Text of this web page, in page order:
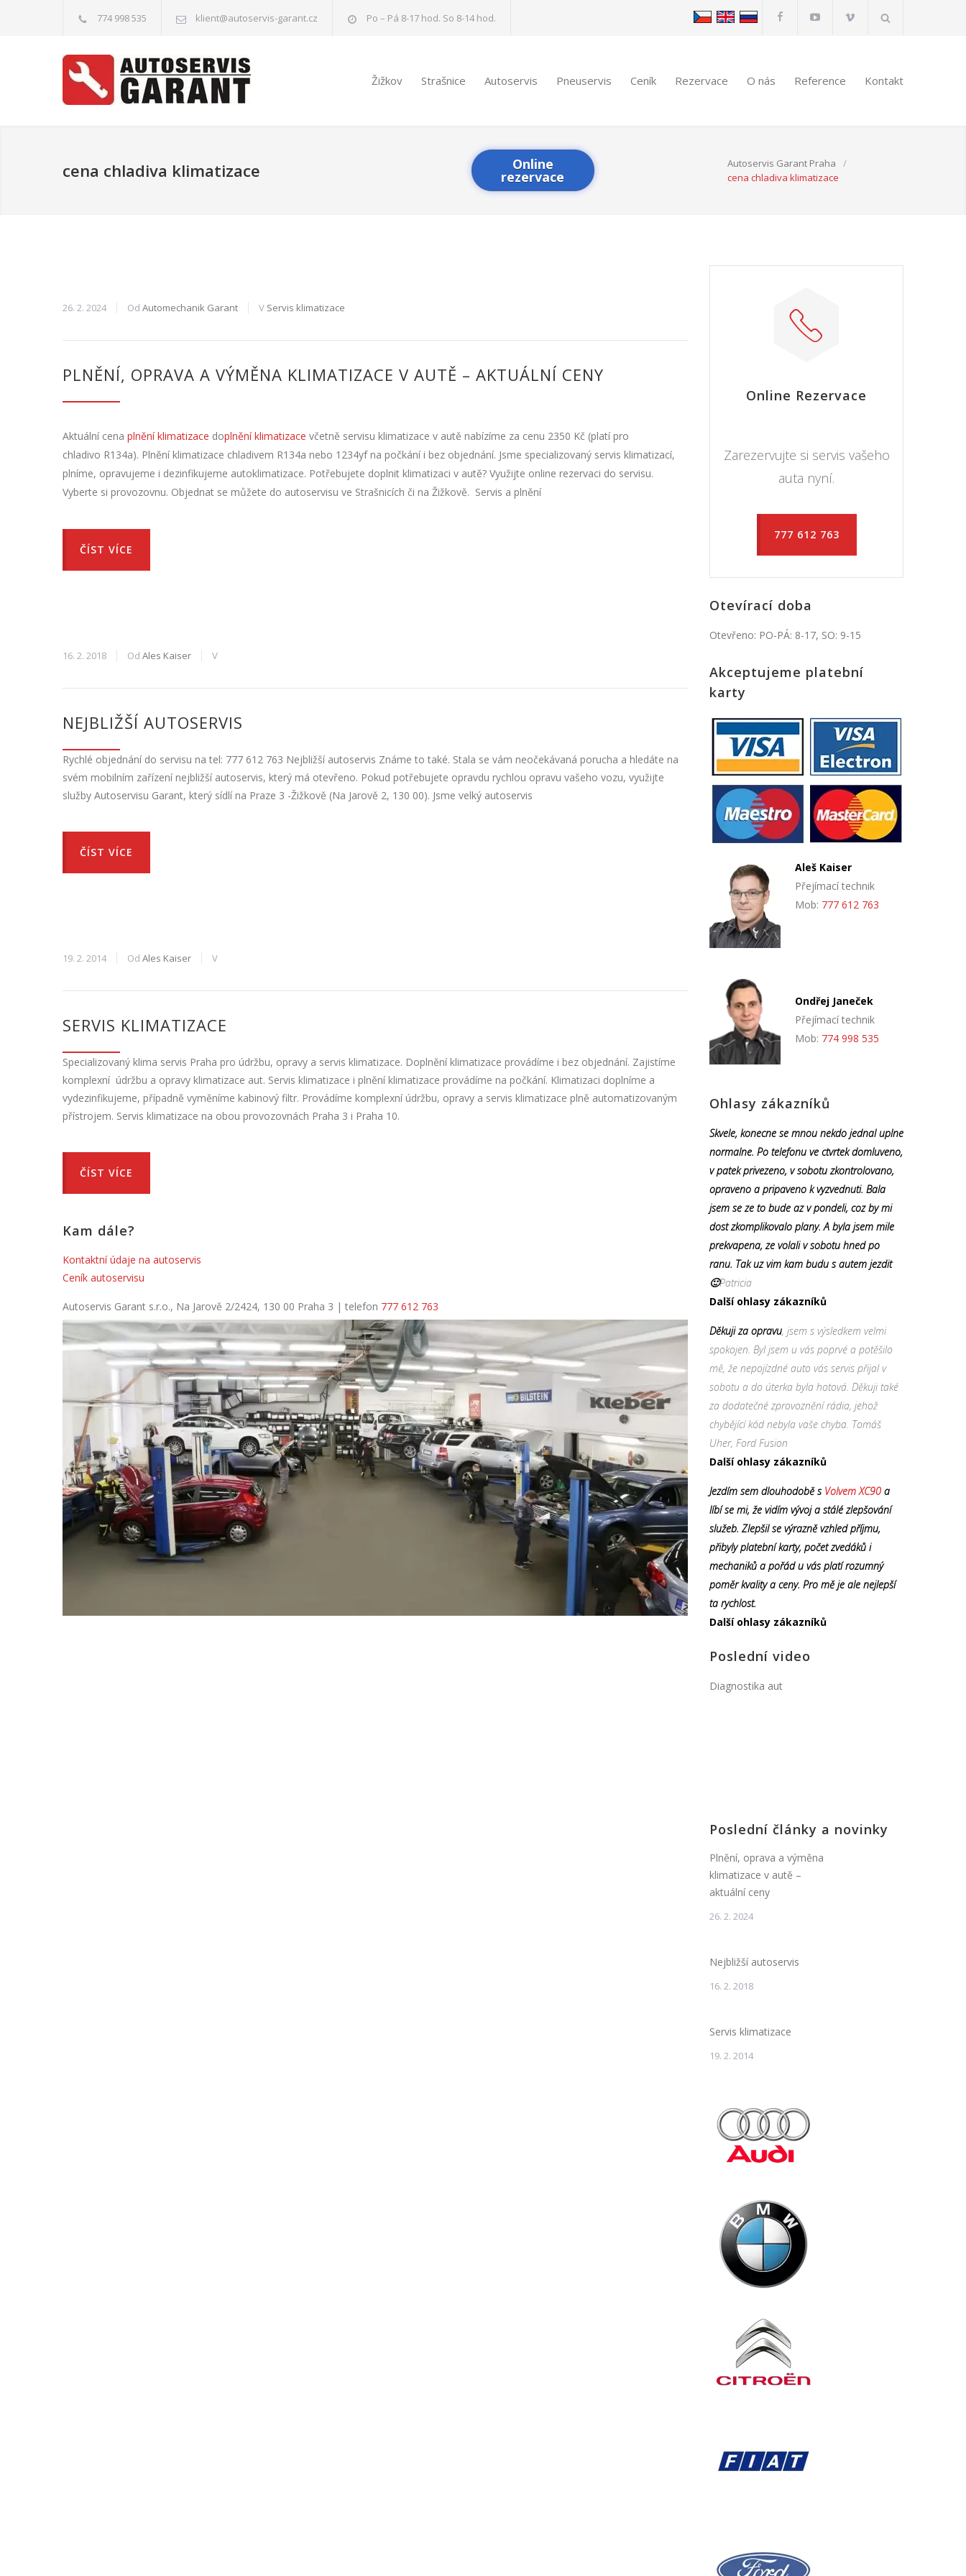
774 998 535 klient@autoservis-garant.cz Po – Pá 8-17 hod. So 8-14 hod.
Žižkov Strašnice Autoservis Pneuservis Ceník Rezervace O nás Reference Kontakt
cena chladiva klimatizace Online
rezervace
Autoservis Garant Praha
/
cena chladiva klimatizace
26. 2. 2024 Od Automechanik Garant V Servis klimatizace
PLNĚNÍ, OPRAVA A VÝMĚNA KLIMATIZACE V AUTĚ – AKTUÁLNÍ CENY
Aktuální cena plnění klimatizace doplnění klimatizace včetně servisu klimatizace v autě nabízíme za cenu 2350 Kč (platí pro
chladivo R134a). Plnění klimatizace chladivem R134a nebo 1234yf na počkání i bez objednání. Jsme specializovaný servis klimatizací,
plníme, opravujeme i dezinfikujeme autoklimatizace. Potřebujete doplnit klimatizaci v autě? Využijte online rezervaci do servisu.
Vyberte si provozovnu. Objednat se můžete do autoservisu ve Strašnicích či na Žižkově. Servis a plnění
ČÍST VÍCE
16. 2. 2018 Od Ales Kaiser V
NEJBLIŽŠÍ AUTOSERVIS
Rychlé objednání do servisu na tel: 777 612 763 Nejbližší autoservis Známe to také. Stala se vám neočekávaná porucha a hledáte na
svém mobilním zařízení nejbližší autoservis, který má otevřeno. Pokud potřebujete opravdu rychlou opravu vašeho vozu, využijte
služby Autoservisu Garant, který sídlí na Praze 3 -Žižkově (Na Jarově 2, 130 00). Jsme velký autoservis
ČÍST VÍCE
19. 2. 2014 Od Ales Kaiser V
SERVIS KLIMATIZACE
Specializovaný klima servis Praha pro údržbu, opravy a servis klimatizace. Doplnění klimatizace provádíme i bez objednání. Zajistíme
komplexní údržbu a opravy klimatizace aut. Servis klimatizace i plnění klimatizace provádíme na počkání. Klimatizaci doplníme a
vydezinfikujeme, případně vyměníme kabinový filtr. Provádíme komplexní údržbu, opravy a servis klimatizace plně automatizovaným
přístrojem. Servis klimatizace na obou provozovnách Praha 3 i Praha 10.
ČÍST VÍCE
Kam dále?
Kontaktní údaje na autoservis
Ceník autoservisu
Autoservis Garant s.r.o., Na Jarově 2/2424, 130 00 Praha 3 | telefon 777 612 763
Online Rezervace
Zarezervujte si servis vašeho
auta nyní.
777 612 763
Otevírací doba
Otevřeno: PO-PÁ: 8-17, SO: 9-15
Akceptujeme platební
karty
Aleš Kaiser
Přejímací technik
Mob: 777 612 763
Ondřej Janeček
Přejímací technik
Mob: 774 998 535
Ohlasy zákazníků
Skvele, konecne se mnou nekdo jednal uplne
normalne. Po telefonu ve ctvrtek domluveno,
v patek privezeno, v sobotu zkontrolovano,
opraveno a pripaveno k vyzvednuti. Bala
jsem se ze to bude az v pondeli, coz by mi
dost zkomplikovalo plany. A byla jsem mile
prekvapena, ze volali v sobotu hned po
ranu. Tak uz vim kam budu s autem jezdit
🙂Patricia
Další ohlasy zákazníků
Děkuji za opravu, jsem s výsledkem velmi
spokojen. Byl jsem u vás poprvé a potěšilo
mě, že nepojízdné auto vás servis přijal v
sobotu a do úterka byla hotová. Děkuji také
za dodatečné zprovoznění rádia, jehož
chybějící kód nebyla vaše chyba. Tomáš
Uher, Ford Fusion
Další ohlasy zákazníků
Jezdím sem dlouhodobě s Volvem XC90 a
líbí se mi, že vidím vývoj a stálé zlepšování
služeb. Zlepšil se výrazně vzhled příjmu,
přibyly platební karty, počet zvedáků i
mechaniků a pořád u vás platí rozumný
poměr kvality a ceny. Pro mě je ale nejlepší
ta rychlost.
Další ohlasy zákazníků
Poslední video
Diagnostika aut
Poslední články a novinky
Plnění, oprava a výměna
klimatizace v autě –
aktuální ceny
26. 2. 2024
Nejbližší autoservis
16. 2. 2018
Servis klimatizace
19. 2. 2014